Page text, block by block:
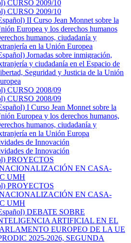
CURSO 2009/10
CURSO 2009/10
II Curso Jean Monnet sobre la
Europea y los derechos humanos
humanos, ciudadanía y
en la Unión Europea
Jornadas sobre inmigración,
y ciudadanía en el Espacio de
Seguridad y Justicia de la Unión
CURSO 2008/09
CURSO 2008/09
I Curso Jean Monnet sobre la
Europea y los derechos humanos,
humanos, ciudadanía y
en la Unión Europa
de Innovación
de Innovación
PROYECTOS
EN CASA-
UMH
PROYECTOS
EN CASA-
UMH
DEBATE SOBRE
ARTIFICIAL EN EL
EUROPEO DE LA UE
2025-2026, SEGUNDA